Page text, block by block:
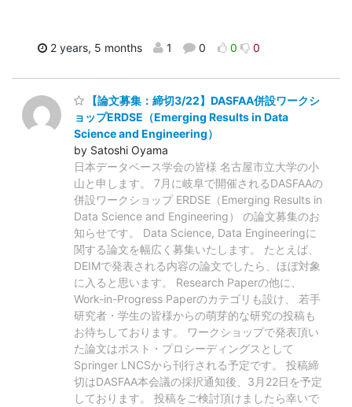
2 years, 5 months 1 0 0 0
【論文募集：締切3/22】DASFAA併設ワークシ
ョップERDSE（Emerging Results in Data
Science and Engineering）
by Satoshi Oyama
日本データベース学会の皆様 名古屋市立大学の小
山と申します。 7月に岐阜で開催されるDASFAAの
併設ワークショップ ERDSE（Emerging Results in
Data Science and Engineering） の論文募集のお
知らせです。 Data Science, Data Engineeringに
関する論文を幅広く募集いたします。 たとえば、
DEIMで発表される内容の論文でしたら、ほぼ対象
に入ると思います。 Research Paperの他に、
Work-in-Progress Paperのカテゴリも設け、 若手
研究者・学生の皆様からの萌芽的な研究の投稿も
お待ちしております。 ワークショップで発表頂い
た論文はポスト・プロシーディングスとして
Springer LNCSから刊行される予定です。 投稿締
切はDASFAA本会議の採択通知後、3月22日を予定
しております。 投稿をご検討頂けましたら幸いで